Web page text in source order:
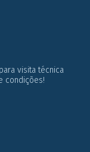
visita técnica
condições!